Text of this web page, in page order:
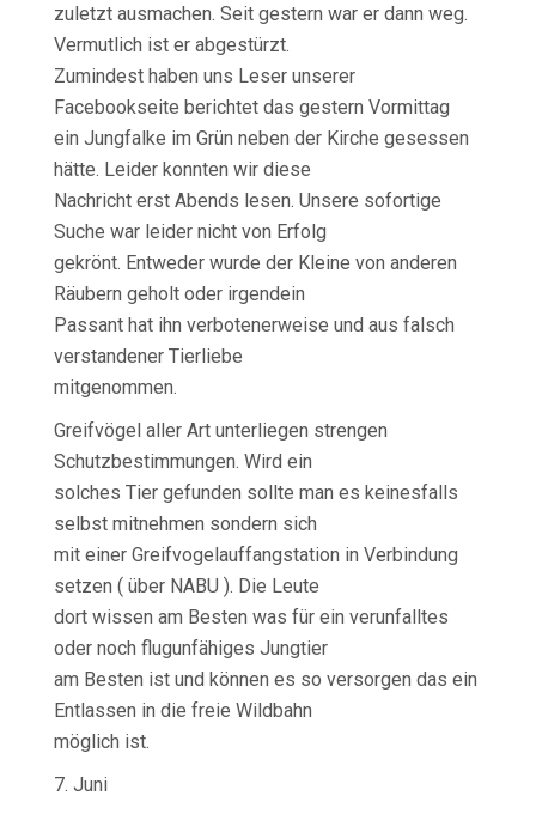
zuletzt ausmachen. Seit gestern war er dann weg.
Vermutlich ist er abgestürzt.
Zumindest haben uns Leser unserer
Facebookseite berichtet das gestern Vormittag
ein Jungfalke im Grün neben der Kirche gesessen
hätte. Leider konnten wir diese
Nachricht erst Abends lesen. Unsere sofortige
Suche war leider nicht von Erfolg
gekrönt. Entweder wurde der Kleine von anderen
Räubern geholt oder irgendein
Passant hat ihn verbotenerweise und aus falsch
verstandener Tierliebe
mitgenommen.
Greifvögel aller Art unterliegen strengen
Schutzbestimmungen. Wird ein
solches Tier gefunden sollte man es keinesfalls
selbst mitnehmen sondern sich
mit einer Greifvogelauffangstation in Verbindung
setzen ( über NABU ). Die Leute
dort wissen am Besten was für ein verunfalltes
oder noch flugunfähiges Jungtier
am Besten ist und können es so versorgen das ein
Entlassen in die freie Wildbahn
möglich ist.
7. Juni